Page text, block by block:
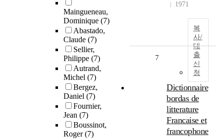
Maingueneau,
Dominique (7)
Abastado,
Claude (7)
Sellier,
Philippe (7)
Autrand,
Michel (7)
Bergez,
Daniel (7)
Fournier,
Jean (7)
Boussinot,
Roger(7)
1971
복
사/
대
출
신
청
7
Dictionnaire
bordas de
litterature
Francaise et
francophone